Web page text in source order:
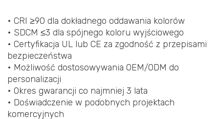
• CRI ≥90 dla dokładnego oddawania kolorów
• SDCM ≤3 dla spójnego koloru wyjściowego
• Certyfikacja UL lub CE za zgodność z przepisami
bezpieczeństwa
• Możliwość dostosowywania OEM/ODM do
personalizacji
• Okres gwarancji co najmniej 3 lata
• Doświadczenie w podobnych projektach
komercyjnych